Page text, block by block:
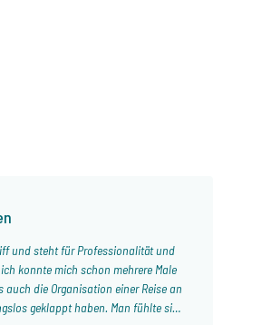
und steht für Professionalität und
konnte mich schon mehrere Male
die Organisation einer Reise an
geklappt haben. Man fühlte sich